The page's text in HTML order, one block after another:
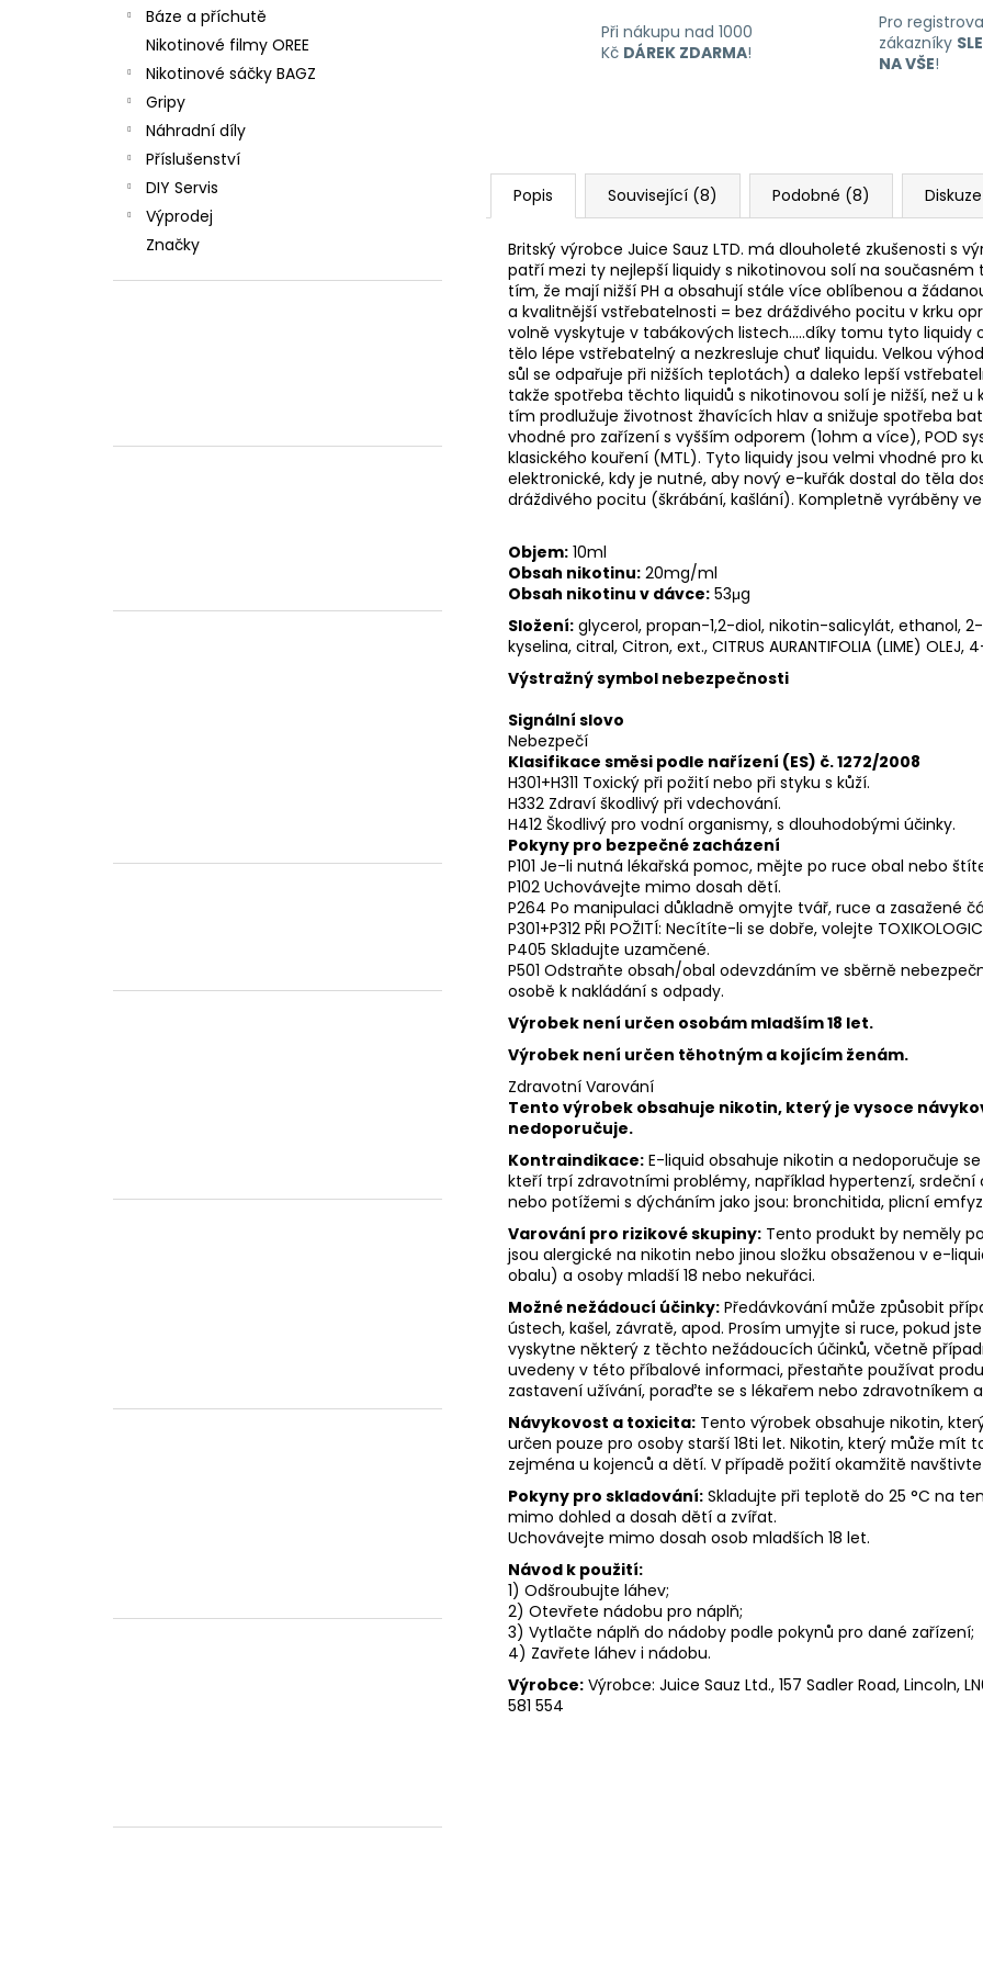
Báze a příchutě
Nikotinové filmy OREE
Nikotinové sáčky BAGZ
Gripy
Náhradní díly
Příslušenství
DIY Servis
Výprodej
Značky
Při nákupu nad 1000
Kč DÁREK ZDARMA!
Pro
zákazníky
NA VŠE!
Popis Související (8) Podobné (8) Diskuze
Britský výrobce Juice Sauz LTD. má dlouholeté zkušenosti s
patří mezi ty nejlepší liquidy s nikotinovou solí na současném
tím, že mají nižší PH a obsahují stále více oblíbenou a
a kvalitnější vstřebatelnosti = bez dráždivého pocitu v krku
volně vyskytuje v tabákových listech.....díky tomu tyto
tělo lépe vstřebatelný a nezkresluje chuť liquidu. Velkou
sůl se odpařuje při nižších teplotách) a daleko lepší
takže spotřeba těchto liquidů s nikotinovou solí je nižší, než
tím prodlužuje životnost žhavících hlav a snižuje spotřeba
vhodné pro zařízení s vyšším odporem (1ohm a více), POD
klasického kouření (MTL). Tyto liquidy jsou velmi vhodné pro
elektronické, kdy je nutné, aby nový e-kuřák dostal do těla
dráždivého pocitu (škrábání, kašlání). Kompletně vyráběny ve
Objem: 10ml
Obsah nikotinu: 20mg/ml
Obsah nikotinu v dávce: 53μg
Složení: glycerol, propan-1,2-diol, nikotin-salicylát, ethanol,
kyselina, citral, Citron, ext., CITRUS AURANTIFOLIA (LIME)
Výstražný symbol nebezpečnosti
Signální slovo
Nebezpečí
Klasifikace směsi podle nařízení (ES) č. 1272/2008
H301+H311 Toxický při požití nebo při styku s kůží.
H332 Zdraví škodlivý při vdechování.
H412 Škodlivý pro vodní organismy, s dlouhodobými účinky.
Pokyny pro bezpečné zacházení
P101 Je-li nutná lékařská pomoc, mějte po ruce obal nebo
P102 Uchovávejte mimo dosah dětí.
P264 Po manipulaci důkladně omyjte tvář, ruce a zasažené
P301+P312 PŘI POŽITÍ: Necítíte-li se dobře, volejte
P405 Skladujte uzamčené.
P501 Odstraňte obsah/obal odevzdáním ve sběrně
osobě k nakládání s odpady.
Výrobek není určen osobám mladším 18 let.
Výrobek není určen těhotným a kojícím ženám.
Zdravotní Varování
Tento výrobek obsahuje nikotin, který je vysoce
nedoporučuje.
Kontraindikace: E-liquid obsahuje nikotin a nedoporučuje
kteří trpí zdravotními problémy, například hypertenzí,
nebo potížemi s dýcháním jako jsou: bronchitida, plicní
Varování pro rizikové skupiny: Tento produkt by neměly
jsou alergické na nikotin nebo jinou složku obsaženou v e-
obalu) a osoby mladší 18 nebo nekuřáci.
Možné nežádoucí účinky: Předávkování může způsobit
ústech, kašel, závratě, apod. Prosím umyjte si ruce, pokud
vyskytne některý z těchto nežádoucích účinků, včetně
uvedeny v této příbalové informaci, přestaňte používat
zastavení užívání, poraďte se s lékařem nebo zdravotníkem
Návykovost a toxicita: Tento výrobek obsahuje nikotin,
určen pouze pro osoby starší 18ti let. Nikotin, který může mít
zejména u kojenců a dětí. V případě požití okamžitě
Pokyny pro skladování: Skladujte při teplotě do 25 °C na
mimo dohled a dosah dětí a zvířat.
Uchovávejte mimo dosah osob mladších 18 let.
Návod k použití:
1) Odšroubujte láhev;
2) Otevřete nádobu pro náplň;
3) Vytlačte náplň do nádoby podle pokynů pro dané zařízení;
4) Zavřete láhev i nádobu.
Výrobce: Výrobce: Juice Sauz Ltd., 157 Sadler Road, Lincoln,
581 554